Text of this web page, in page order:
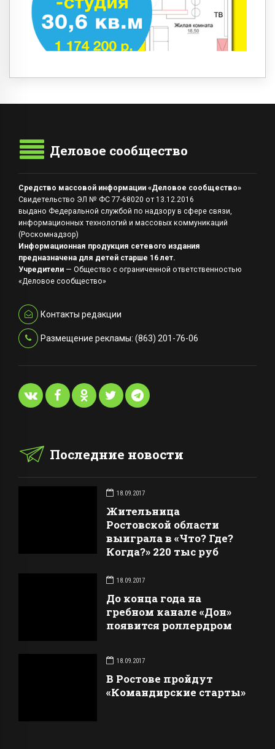
Деловое сообщество
Средство массовой информации «Деловое сообщество»
Свидетельство ЭЛ № ФС 77-68020 от 13.12.2016
выдано Федеральной службой по надзору в сфере связи,
информационных технологий и массовых коммуникаций
(Роскомнадзор)
Информационная продукция сетевого издания
предназначена для детей старше 16 лет.
Учредители — Общество с ограниченной ответственностью
«Деловое сообщество»
Контакты редакции
Размещение рекламы: (863) 201-76-06
Последние новости
18.09.2017
Жительница
Ростовской области
выиграла в «Что? Где?
Когда?» 220 тыс руб
18.09.2017
До конца года на
гребном канале «Дон»
появится роллердром
18.09.2017
В Ростове пройдут
«Командирские старты»